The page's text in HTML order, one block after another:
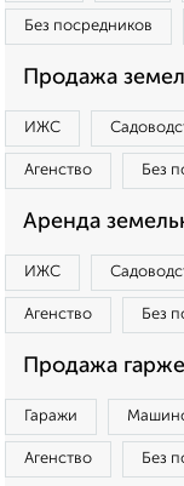
Без посредников
Продажа
ИЖС
Агенство Без
Аренда
ИЖС
Агенство Без
Продажа
Гаражи
Агенство Без